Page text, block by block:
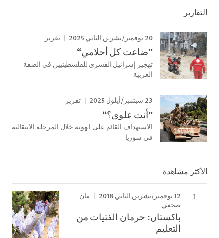
التقارير
20 نوفمبر/تشرين الثاني 2025 تقرير
”ضاعت كل أحلامي“
تهجير إسرائيل القسري للفلسطينيين في الضفة
الغربية
23 سبتمبر/أيلول 2025 تقرير
”أنت علوي؟“
الاستهداف القائم على الهوية خلال المرحلة الانتقالية
في سوريا
الأكثر مشاهدة
12 نوفمبر/تشرين الثاني 2018
بيان
صحفي
باكستان: حرمان الفتيات من
التعليم